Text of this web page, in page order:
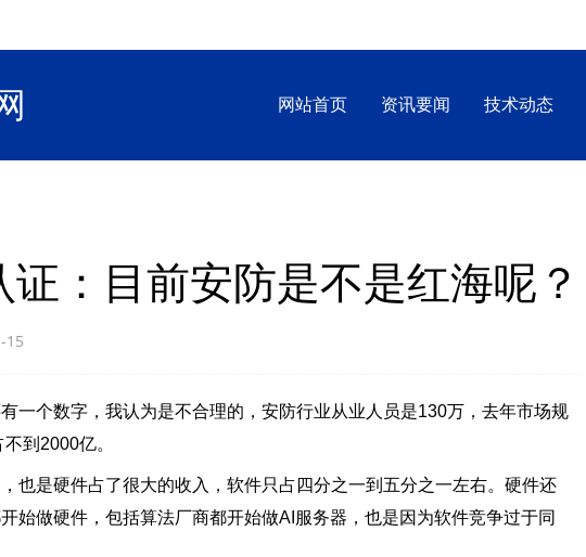
网站首页 资讯要闻 技术动态
证：目前安防是不是红海呢？
15
一个数字，我认为是不合理的，安防行业从业人员是130万，去年市场规
到2000亿。
也是硬件占了很大的收入，软件只占四分之一到五分之一左右。硬件还
始做硬件，包括算法厂商都开始做AI服务器，也是因为软件竞争过于同